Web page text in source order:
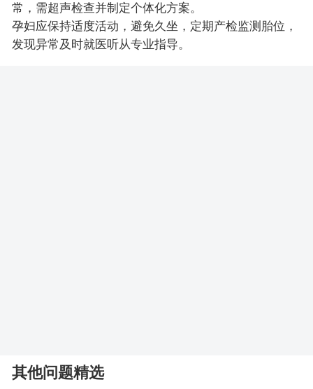
常，需超声检查并制定个体化方案。
孕妇应保持适度活动，避免久坐，定期产检监测胎位，
发现异常及时就医听从专业指导。
其他问题精选